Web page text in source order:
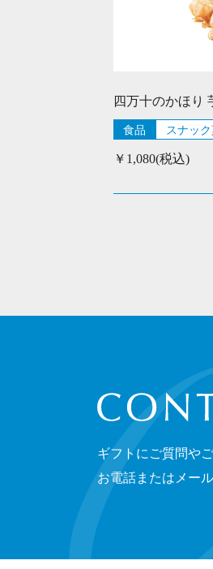
四万十のかほり
食品 スナッ
￥1,080(税込)
CONTACT
ギフトにご質問や
お電話またはメー